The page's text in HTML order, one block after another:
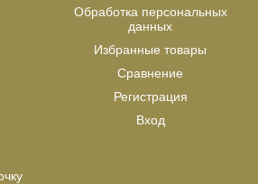
Обработка персональных
данных
Избранные товары
Сравнение
Регистрация
Вход